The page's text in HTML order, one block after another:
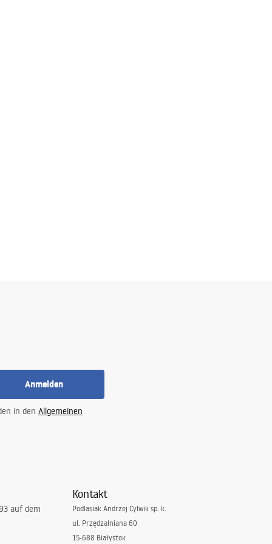
Anmelden
in den Allgemeinen
auf dem
Kontakt
Podlasiak Andrzej Cylwik sp. k.
ul. Przędzalniana 60
15-688 Białystok